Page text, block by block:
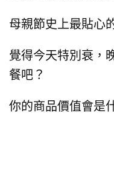
母親節史上最貼心
覺得今天特別衰，
餐吧？
你的商品